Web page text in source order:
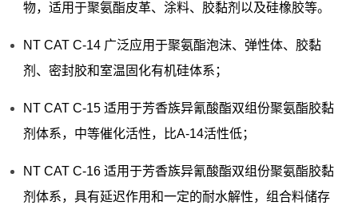
物，适用于聚氨酯皮革、涂料、胶黏剂以及硅橡胶等。
NT CAT C-14 广泛应用于聚氨酯泡沫、弹性体、胶黏
剂、密封胶和室温固化有机硅体系；
NT CAT C-15 适用于芳香族异氰酸酯双组份聚氨酯胶黏
剂体系，中等催化活性，比A-14活性低；
NT CAT C-16 适用于芳香族异氰酸酯双组份聚氨酯胶黏
剂体系，具有延迟作用和一定的耐水解性，组合料储存